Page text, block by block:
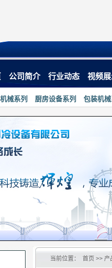
公司简介 行业动态 视频
械系列 厨房设备系列 包装机
当前位置： 首页 >> 产